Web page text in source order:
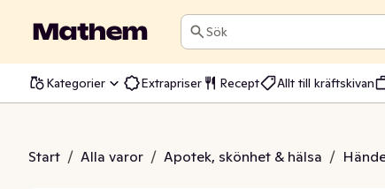
Sök
Kategorier Extrapriser Recept Allt till kräftskivan
Start / Alla varor / Apotek, skönhet & hälsa /
Floral Daydream